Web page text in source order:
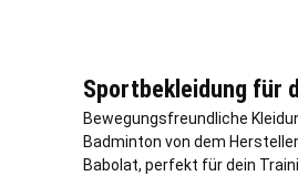
Sportbekleidung für
Bewegungsfreundliche
Badminton von dem
Babolat, perfekt für dein